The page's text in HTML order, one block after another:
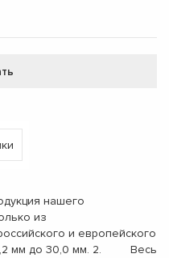
нашего
из
и европейского
0,2 мм до 30,0 мм. 2. Весь